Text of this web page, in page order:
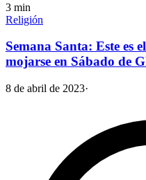
3 min
Religión
Semana Santa: Este es
mojarse en Sábado de
8 de abril de 2023·